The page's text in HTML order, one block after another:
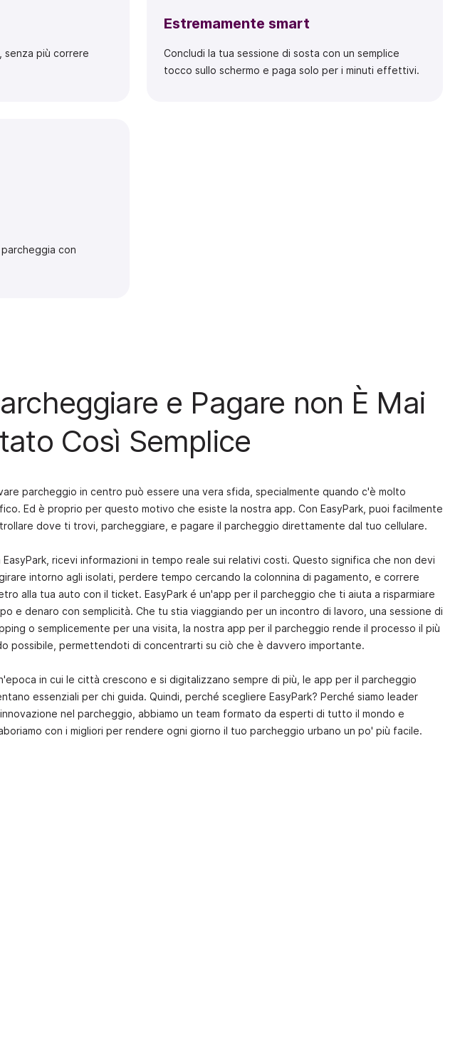
senza più correre
Estremamente smart
Concludi la tua sessione di sosta con un semplice
tocco sullo schermo e paga solo per i minuti effettivi.
con
e Pagare non È Mai
Così Semplice
parcheggio in centro può essere una vera sfida, specialmente quando c'è molto
Ed è proprio per questo motivo che esiste la nostra app. Con EasyPark, puoi facilmente
dove ti trovi, parcheggiare, e pagare il parcheggio direttamente dal tuo cellulare.
EasyPark, ricevi informazioni in tempo reale sui relativi costi. Questo significa che non devi
intorno agli isolati, perdere tempo cercando la colonnina di pagamento, e correre
alla tua auto con il ticket. EasyPark é un'app per il parcheggio che ti aiuta a risparmiare
e denaro con semplicità. Che tu stia viaggiando per un incontro di lavoro, una sessione di
o semplicemente per una visita, la nostra app per il parcheggio rende il processo il più
possibile, permettendoti di concentrarti su ciò che è davvero importante.
in cui le città crescono e si digitalizzano sempre di più, le app per il parcheggio
essenziali per chi guida. Quindi, perché scegliere EasyPark? Perché siamo leader
nel parcheggio, abbiamo un team formato da esperti di tutto il mondo e
con i migliori per rendere ogni giorno il tuo parcheggio urbano un po' più facile.